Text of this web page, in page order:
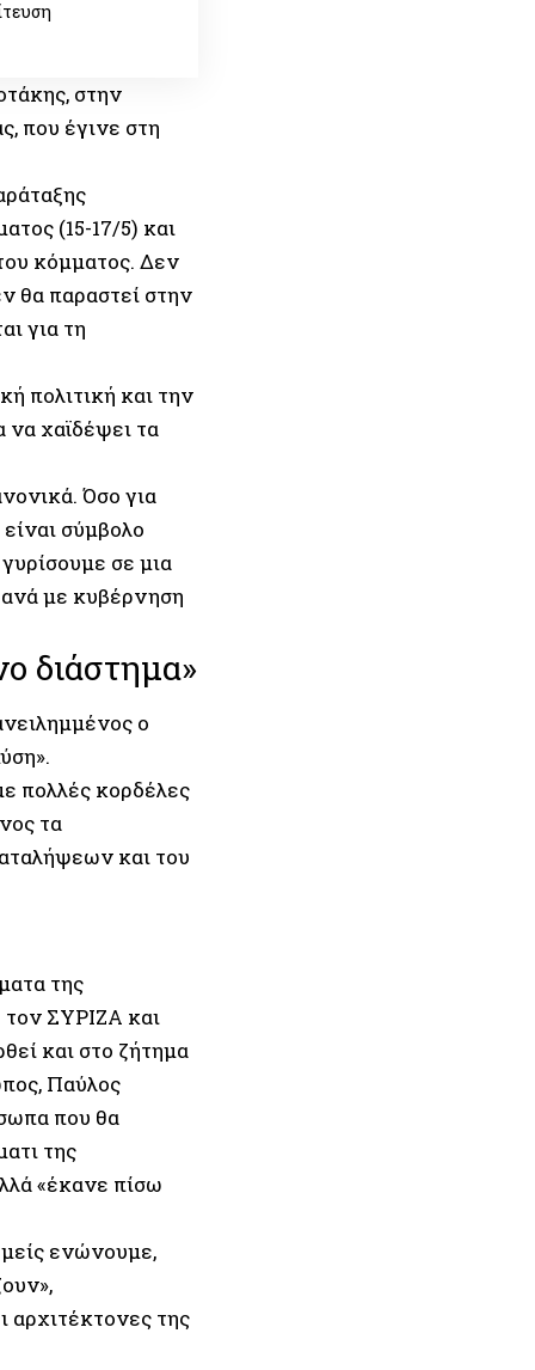
στην
που έγινε στη
(15-17/5) και
κόμματος. Δεν
θα παραστεί στην
για τη
πoλιτική και την
χαϊδέψει τα
Όσο για
σύμβολο
σε μια
με κυβέρνηση
διάστημα»
ο
πολλές κορδέλες
τα
και του
της
τον ΣΥΡΙΖΑ και
και στο ζήτημα
Παύλος
που θα
της
«έκανε πίσω
ενώνουμε,
αρχιτέκτονες της